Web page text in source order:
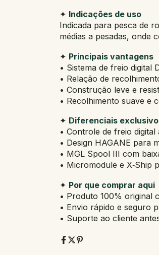
✦ Indicações de uso
Indicada para pesca de
médias a pesadas, onde
✦ Principais vantagens
• Sistema de freio digital
• Relação de
• Construção leve e
• Recolhimento suave e
✦ Diferenciais
• Controle de freio
• Design HAGANE para
• MGL Spool III com
• Micromodule e X‑Ship
✦ Por que comprar aqui
• Produto 100% original
• Envio rápido e seguro
• Suporte ao cliente